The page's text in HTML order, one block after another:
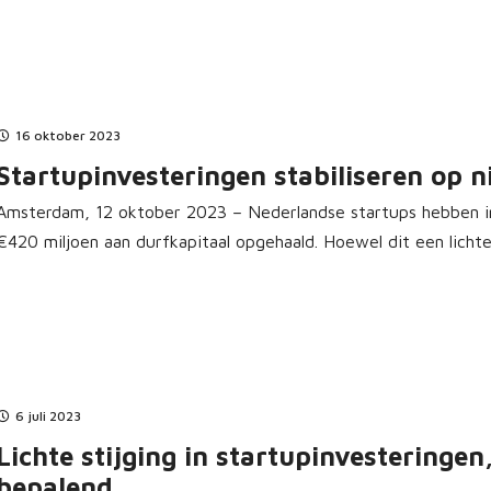
16 oktober 2023
stabiliseren op
12 oktober 2023 – Nederlandse startups
miljoen aan durfkapitaal opgehaald. Hoewel dit een
6 juli 2023
stijging in